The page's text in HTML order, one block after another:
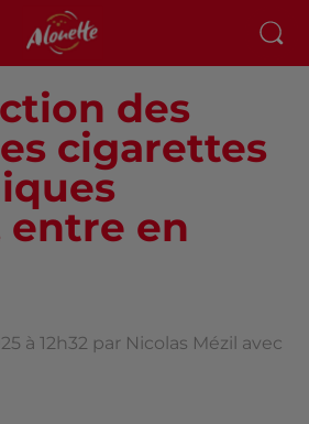
des
cigarettes
entre en
à 12h32 par Nicolas Mézil avec